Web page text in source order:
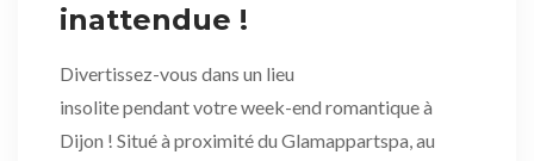
inattendue !
Divertissez-vous dans un lieu
insolite pendant votre week-end romantique à
Dijon ! Situé à proximité du Glamappartspa, au